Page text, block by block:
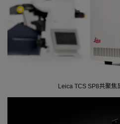
Leica TCS SP8共聚焦